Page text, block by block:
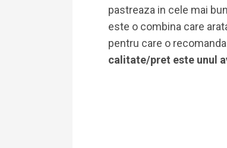
pastreaza in cele mai
este o combina care
pentru care o
calitate/pret este unul